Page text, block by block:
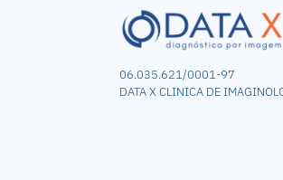
06.035.621/0001-97
DATA X CLINICA DE